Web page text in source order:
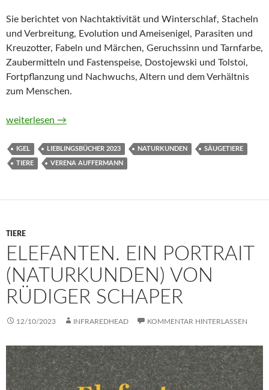
Sie berichtet von Nachtaktivität und Winterschlaf, Stacheln
und Verbreitung, Evolution und Ameisenigel, Parasiten und
Kreuzotter, Fabeln und Märchen, Geruchssinn und Tarnfarbe,
Zaubermitteln und Fastenspeise, Dostojewski und Tolstoi,
Fortpflanzung und Nachwuchs, Altern und dem Verhältnis
zum Menschen.
Igel. Ein Portrait (Naturkunden) von Verena Auffermann
weiterlesen →
IGEL LIEBLINGSBÜCHER 2023 NATURKUNDEN SÄUGETIERE
TIERE VERENA AUFFERMANN
TIERE
ELEFANTEN. EIN PORTRAIT
(NATURKUNDEN) VON
RÜDIGER SCHAPER
12/10/2023 INFRAREDHEAD KOMMENTAR HINTERLASSEN